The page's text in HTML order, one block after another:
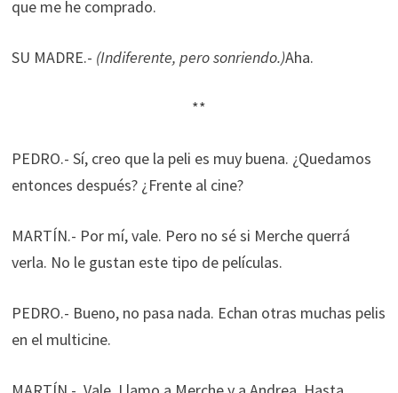
que me he comprado.
SU MADRE.- (Indiferente, pero sonriendo.)Aha.
**
PEDRO.- Sí, creo que la peli es muy buena. ¿Quedamos
entonces después? ¿Frente al cine?
MARTÍN.- Por mí, vale. Pero no sé si Merche querrá
verla. No le gustan este tipo de películas.
PEDRO.- Bueno, no pasa nada. Echan otras muchas pelis
en el multicine.